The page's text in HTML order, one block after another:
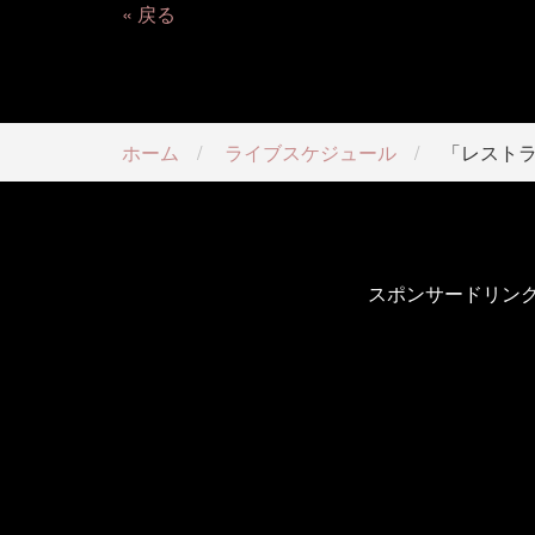
戻る
ホーム ライブスケジュール 「レスト
スポンサードリン